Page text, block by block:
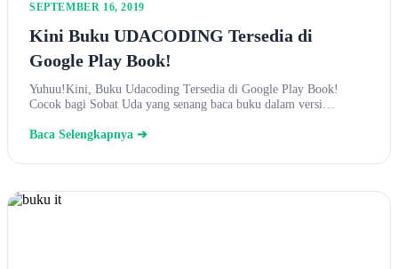
SEPTEMBER 16, 2019
Kini Buku UDACODING Tersedia di
Google Play Book!
Yuhuu!Kini, Buku Udacoding Tersedia di Google Play Book!
Cocok bagi Sobat Uda yang senang baca buku dalam versi…
Baca Selengkapnya ➔